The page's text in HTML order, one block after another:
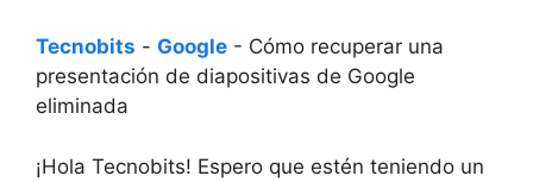
Tecnobits - Google - Cómo recuperar una
presentación de diapositivas de Google
eliminada
¡Hola ​Tecnobits!⁤ Espero que ⁣estén teniendo un